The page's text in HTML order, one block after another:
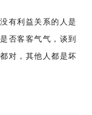
有利益关系的人是
否客客气气，谈到
对，其他人都是坏